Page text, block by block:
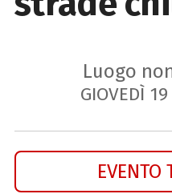
Luogo
GIOVEDÌ 19
EVENTO